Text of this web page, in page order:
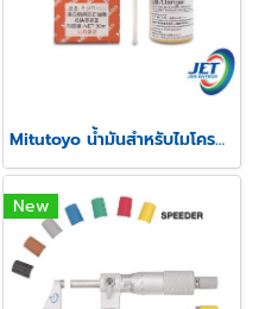
Mitutoyo น้ำมันสำหรับไมโครมิเตอร์
New